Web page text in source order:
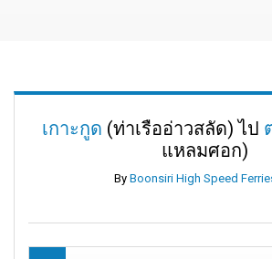
เกาะกูด (ท่าเรืออ่าวสลัด) ไป
แหลมศอก)
By Boonsiri High Speed